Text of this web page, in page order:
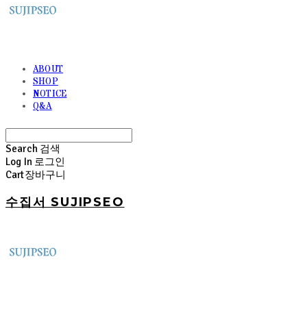
ABOUT
SHOP
NOTICE
Q&A
Search 검색
Log In 로그인
Cart장바구니
수집서 SUJIPSEO